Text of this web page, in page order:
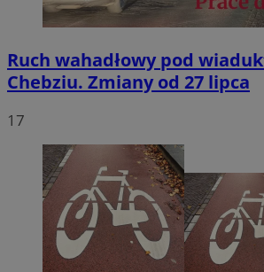
Ruch wahadłowy pod
Chebziu. Zmiany od 27 lipca
17